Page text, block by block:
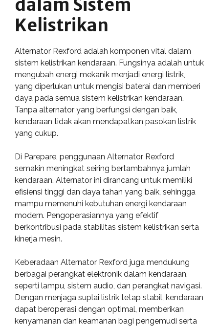
dalam Sistem
Kelistrikan
Alternator Rexford adalah komponen vital dalam
sistem kelistrikan kendaraan. Fungsinya adalah untuk
mengubah energi mekanik menjadi energi listrik,
yang diperlukan untuk mengisi baterai dan memberi
daya pada semua sistem kelistrikan kendaraan.
Tanpa alternator yang berfungsi dengan baik,
kendaraan tidak akan mendapatkan pasokan listrik
yang cukup.
Di Parepare, penggunaan Alternator Rexford
semakin meningkat seiring bertambahnya jumlah
kendaraan. Alternator ini dirancang untuk memiliki
efisiensi tinggi dan daya tahan yang baik, sehingga
mampu memenuhi kebutuhan energi kendaraan
modern. Pengoperasiannya yang efektif
berkontribusi pada stabilitas sistem kelistrikan serta
kinerja mesin.
Keberadaan Alternator Rexford juga mendukung
berbagai perangkat elektronik dalam kendaraan,
seperti lampu, sistem audio, dan perangkat navigasi.
Dengan menjaga suplai listrik tetap stabil, kendaraan
dapat beroperasi dengan optimal, memberikan
kenyamanan dan keamanan bagi pengemudi serta